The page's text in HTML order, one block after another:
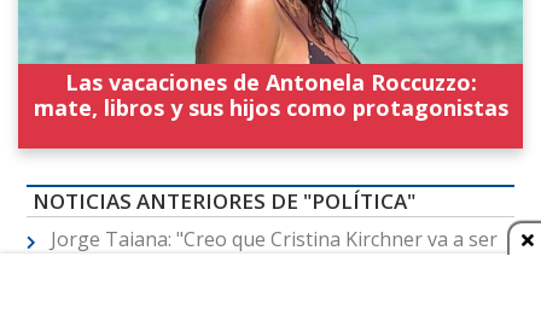
Las vacaciones de Antonela Roccuzzo:
mate, libros y sus hijos como protagonistas
NOTICIAS ANTERIORES DE "POLÍTICA"
Jorge Taiana: "Creo que Cristina Kirchner va a ser